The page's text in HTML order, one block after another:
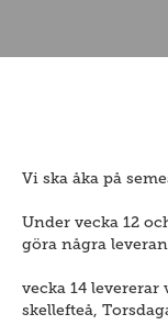
Vi ska åka på
Under vecka 12
göra några
vecka 14
skellefteå,